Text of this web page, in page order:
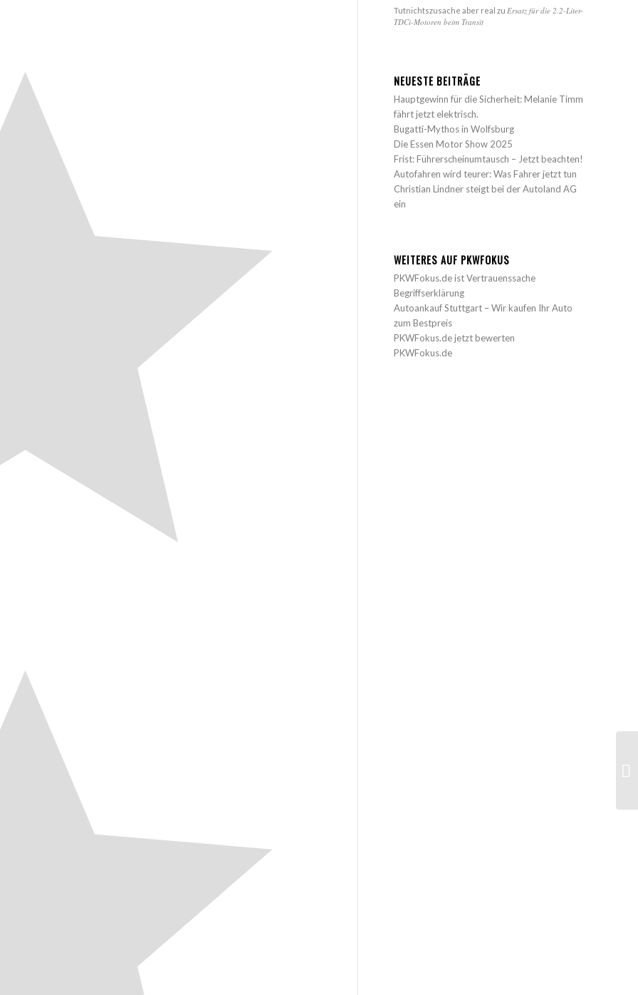
Tutnichtszusache aber real zu Ersatz für die 2.2-Liter-
TDCi-Motoren beim Transit
NEUESTE BEITRÄGE
Hauptgewinn für die Sicherheit: Melanie Timm
fährt jetzt elektrisch.
Bugatti-Mythos in Wolfsburg
Die Essen Motor Show 2025
Frist: Führerscheinumtausch – Jetzt beachten!
Autofahren wird teurer: Was Fahrer jetzt tun
Christian Lindner steigt bei der Autoland AG
ein
WEITERES AUF PKWFOKUS
PKWFokus.de ist Vertrauenssache
Begriffserklärung
Autoankauf Stuttgart – Wir kaufen Ihr Auto
zum Bestpreis
PKWFokus.de jetzt bewerten
PKWFokus.de